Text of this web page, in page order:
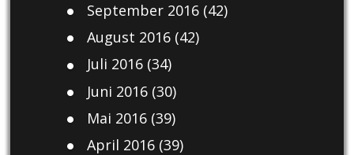
September 2016(42)
August 2016(42)
Juli 2016(34)
Juni 2016(30)
Mai 2016(39)
April 2016(39)